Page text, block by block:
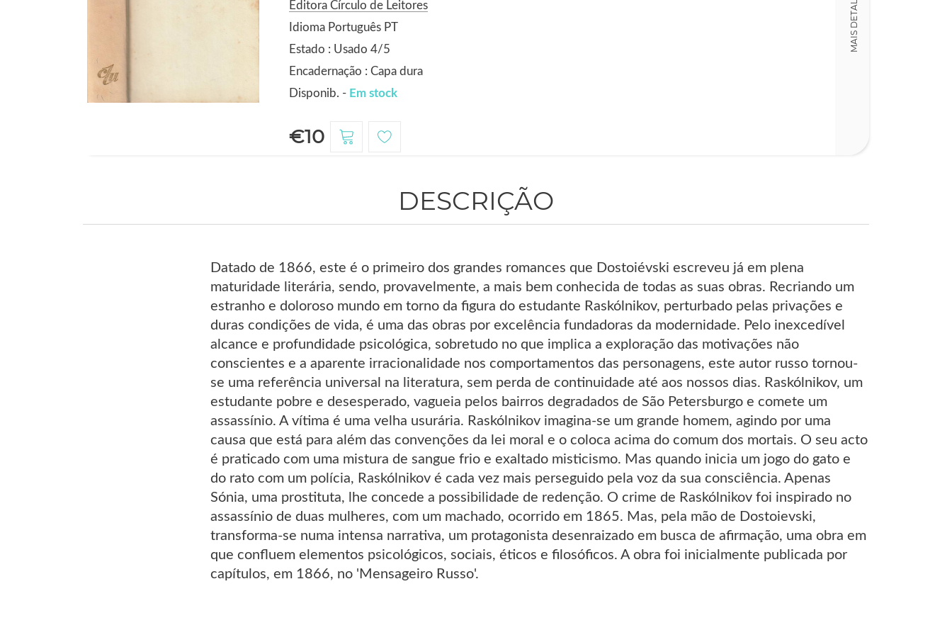
Editora Círculo de Leitores
Idioma Português PT
Estado : Usado 4/5
Encadernação : Capa dura
Disponib. - Em stock
€10
MAIS DETALHES
DESCRIÇÃO
Datado de 1866, este é o primeiro dos grandes romances que Dostoiévski escreveu já em plena
maturidade literária, sendo, provavelmente, a mais bem conhecida de todas as suas obras. Recriando um
estranho e doloroso mundo em torno da figura do estudante Raskólnikov, perturbado pelas privações e
duras condições de vida, é uma das obras por excelência fundadoras da modernidade. Pelo inexcedível
alcance e profundidade psicológica, sobretudo no que implica a exploração das motivações não
conscientes e a aparente irracionalidade nos comportamentos das personagens, este autor russo tornou-
se uma referência universal na literatura, sem perda de continuidade até aos nossos dias. Raskólnikov, um
estudante pobre e desesperado, vagueia pelos bairros degradados de São Petersburgo e comete um
assassínio. A vítima é uma velha usurária. Raskólnikov imagina-se um grande homem, agindo por uma
causa que está para além das convenções da lei moral e o coloca acima do comum dos mortais. O seu acto
é praticado com uma mistura de sangue frio e exaltado misticismo. Mas quando inicia um jogo do gato e
do rato com um polícia, Raskólnikov é cada vez mais perseguido pela voz da sua consciência. Apenas
Sónia, uma prostituta, lhe concede a possibilidade de redenção. O crime de Raskólnikov foi inspirado no
assassínio de duas mulheres, com um machado, ocorrido em 1865. Mas, pela mão de Dostoievski,
transforma-se numa intensa narrativa, um protagonista desenraizado em busca de afirmação, uma obra em
que confluem elementos psicológicos, sociais, éticos e filosóficos. A obra foi inicialmente publicada por
capítulos, em 1866, no 'Mensageiro Russo'.